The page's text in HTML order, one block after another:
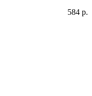
584 р.